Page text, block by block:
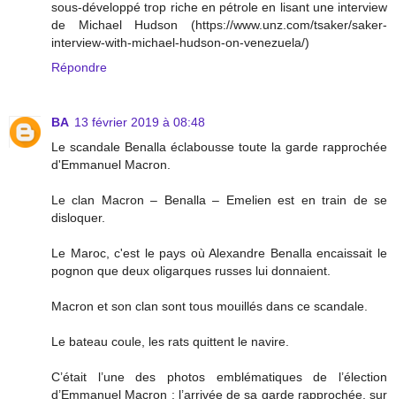
sous-développé trop riche en pétrole en lisant une interview
de Michael Hudson (https://www.unz.com/tsaker/saker-
interview-with-michael-hudson-on-venezuela/)
Répondre
BA 13 février 2019 à 08:48
Le scandale Benalla éclabousse toute la garde rapprochée
d'Emmanuel Macron.
Le clan Macron – Benalla – Emelien est en train de se
disloquer.
Le Maroc, c'est le pays où Alexandre Benalla encaissait le
pognon que deux oligarques russes lui donnaient.
Macron et son clan sont tous mouillés dans ce scandale.
Le bateau coule, les rats quittent le navire.
C’était l’une des photos emblématiques de l’élection
d’Emmanuel Macron : l’arrivée de sa garde rapprochée, sur